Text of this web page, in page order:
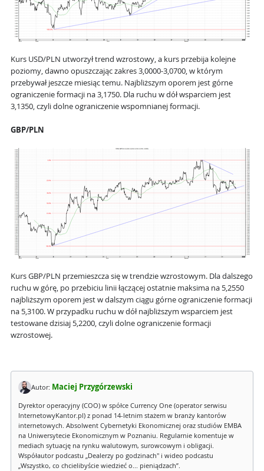
Kurs USD/PLN utworzył trend wzrostowy, a kurs przebija kolejne
poziomy, dawno opuszczając zakres 3,0000-3,0700, w którym
przebywał jeszcze miesiąc temu. Najbliższym oporem jest górne
ograniczenie formacji na 3,1750. Dla ruchu w dół wsparciem jest
3,1350, czyli dolne ograniczenie wspomnianej formacji.
GBP/PLN
Kurs GBP/PLN przemieszcza się w trendzie wzrostowym. Dla dalszego
ruchu w górę, po przebiciu linii łączącej ostatnie maksima na 5,2550
najbliższym oporem jest w dalszym ciągu górne ograniczenie formacji
na 5,3100. W przypadku ruchu w dół najbliższym wsparciem jest
testowane dzisiaj 5,2200, czyli dolne ograniczenie formacji
wzrostowej.
Autor: Maciej Przygórzewski
Dyrektor operacyjny (COO) w spółce Currency One (operator serwisu
InternetowyKantor.pl) z ponad 14-letnim stażem w branży kantorów
internetowych. Absolwent Cybernetyki Ekonomicznej oraz studiów EMBA
na Uniwersytecie Ekonomicznym w Poznaniu. Regularnie komentuje w
mediach sytuację na rynku walutowym, surowcowym i obligacji.
Współautor podcastu „Dealerzy po godzinach" i wideo podcastu
„Wszystko, co chcielibyście wiedzieć o... pieniądzach”.